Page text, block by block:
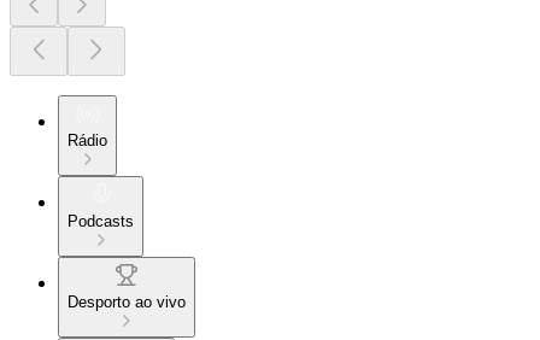
Rádio
Podcasts
Desporto ao vivo